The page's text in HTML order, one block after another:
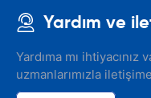
Yardım ve
Yardıma mı ihtiyacınız
uzmanlarımızla